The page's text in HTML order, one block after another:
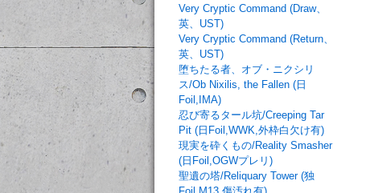
Very Cryptic Command (Draw、
英、UST)
Very Cryptic Command (Return、
英、UST)
堕ちたる者、オブ・ニクシリ
ス/Ob Nixilis, the Fallen (日
Foil,IMA)
忍び寄るタール坑/Creeping Tar
Pit (日Foil,WWK,外枠白欠け有)
現実を砕くもの/Reality Smasher
(日Foil,OGWプレリ)
聖遺の塔/Reliquary Tower (独